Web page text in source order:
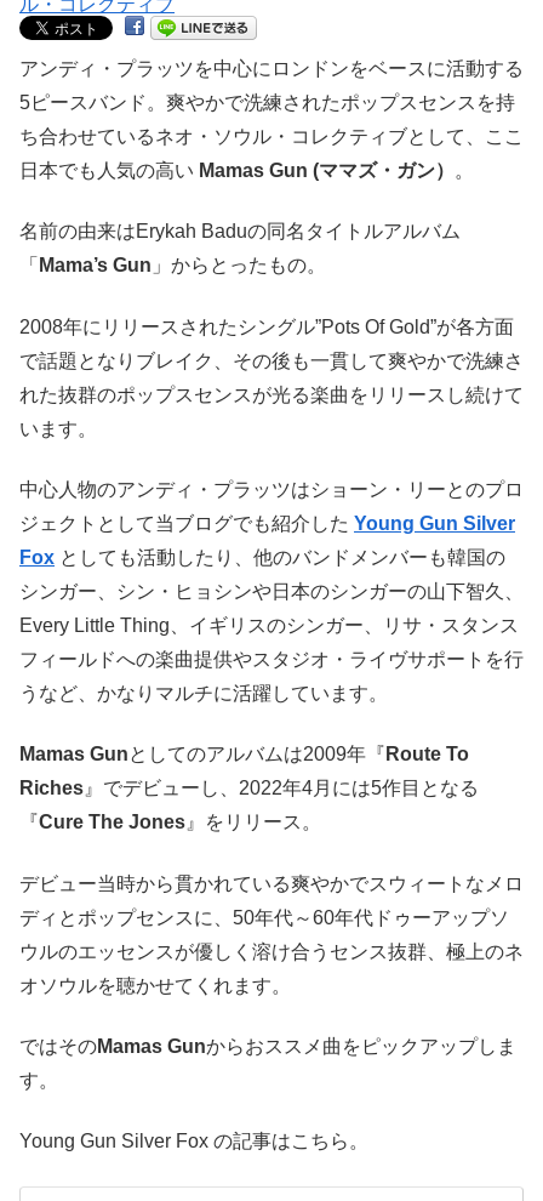
アンディ・プラッツを中心にロンドンをベースに活動する
5ピースバンド。爽やかで洗練されたポップスセンスを持
ち合わせているネオ・ソウル・コレクティブとして、ここ
日本でも人気の高い Mamas Gun (ママズ・ガン） 。
名前の由来はErykah Baduの同名タイトルアルバム
「 Mama’s Gun 」からとったもの。
2008年にリリースされたシングル”Pots Of Gold”が各方面
で話題となりブレイク、その後も一貫して爽やかで洗練さ
れた抜群のポップスセンスが光る楽曲をリリースし続けて
います。
中心人物のアンディ・プラッツはショーン・リーとのプロ
ジェクトとして当ブログでも紹介した Young Gun Silver
Fox としても活動したり、他のバンドメンバーも韓国の
シンガー、シン・ヒョシンや日本のシンガーの山下智久、
Every Little Thing、イギリスのシンガー、リサ・スタンス
フィールドへの楽曲提供やスタジオ・ライヴサポートを行
うなど、かなりマルチに活躍しています。
Mamas Gunとしてのアルバムは2009年『 Route To
Riches 』でデビューし、2022年4月には5作目となる
『Cure The Jones 』をリリース。
デビュー当時から貫かれている爽やかでスウィートなメロ
ディとポップセンスに、50年代～60年代ドゥーアップソ
ウルのエッセンスが優しく溶け合うセンス抜群、極上のネ
オソウルを聴かせてくれます。
ではそのMamas Gunからおススメ曲をピックアップしま
す。
Young Gun Silver Fox の記事はこちら。